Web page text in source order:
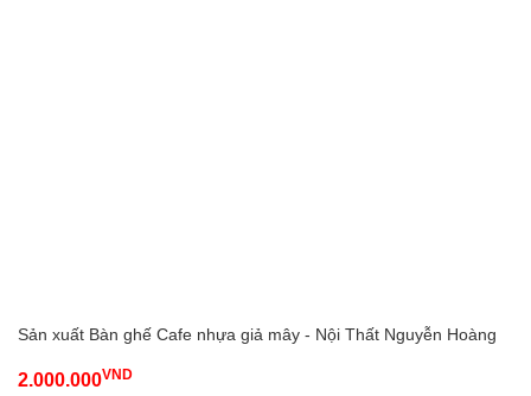
Sản xuất Bàn ghế Cafe nhựa giả mây - Nội Thất Nguyễn Hoàng
2.000.000VND